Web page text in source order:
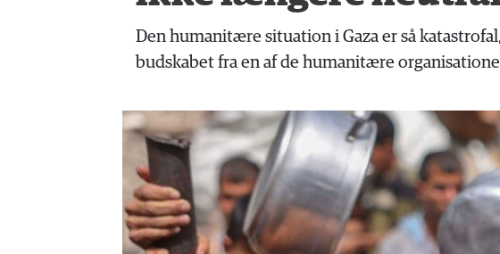
HISTORIE
Den humanitære situation i Gaza er så
budskabet fra en af de humanitære